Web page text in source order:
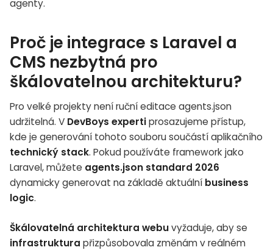
agenty.
Proč je integrace s Laravel a
CMS nezbytná pro
škálovatelnou architekturu?
Pro velké projekty není ruční editace agents.json
udržitelná. V DevBoys expertiprosazujeme přístup,
kde je generování tohoto souboru součástí aplikačního
technický stack. Pokud používáte framework jako
Laravel, můžete agents.json standard 2026
dynamicky generovat na základě aktuální business
logic.
Škálovatelná architektura webuvyžaduje, aby se
infrastruktura přizpůsobovala změnám v reálném